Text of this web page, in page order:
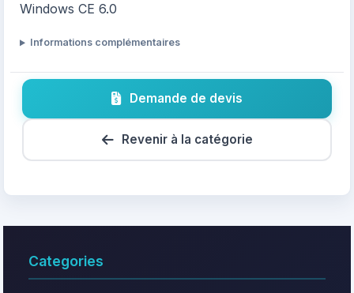
Windows CE 6.0
Informations complémentaires
Demande de devis
Revenir à la catégorie
Categories